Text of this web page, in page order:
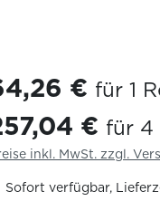
€ für 1
€ für 4
inkl. MwSt. zzgl.
Sofort verfügbar,